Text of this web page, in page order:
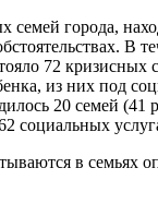
семей города,
В
72 кризисных
из них под
20 семей (41
социальных
в семьях